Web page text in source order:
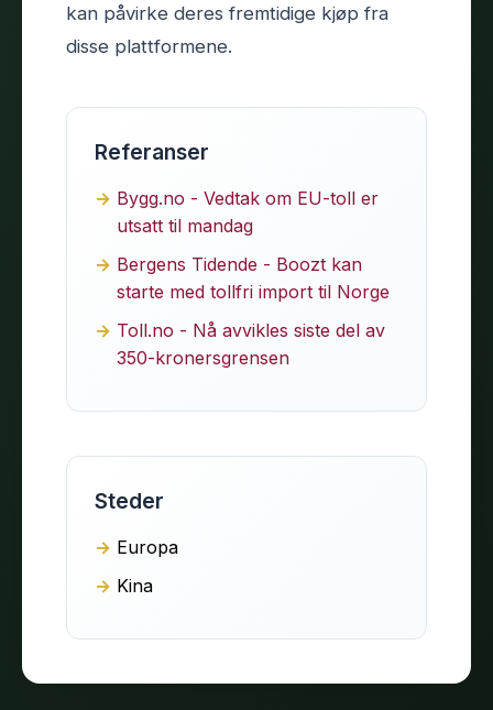
kan påvirke deres fremtidige kjøp fra
disse plattformene.
Referanser
Bygg.no - Vedtak om EU-toll er
utsatt til mandag
Bergens Tidende - Boozt kan
starte med tollfri import til Norge
Toll.no - Nå avvikles siste del av
350-kronersgrensen
Steder
Europa
Kina